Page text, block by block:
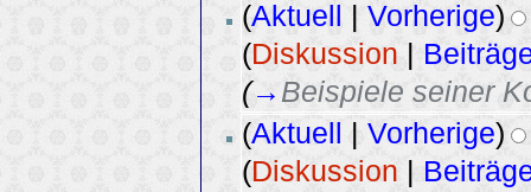
(Aktuell Vorherige)
(Diskussion
(→ Beispiele seiner
(Aktuell Vorherige)
(Diskussion |